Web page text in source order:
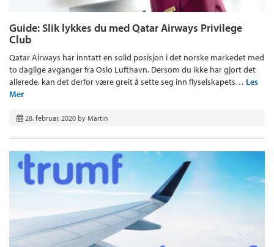
Guide: Slik lykkes du med Qatar Airways Privilege
Club
Qatar Airways har inntatt en solid posisjon i det norske markedet med
to daglige avganger fra Oslo Lufthavn. Dersom du ikke har gjort det
allerede, kan det derfor være greit å sette seg inn flyselskapets… Les
Mer
28. februar, 2020 by Martin